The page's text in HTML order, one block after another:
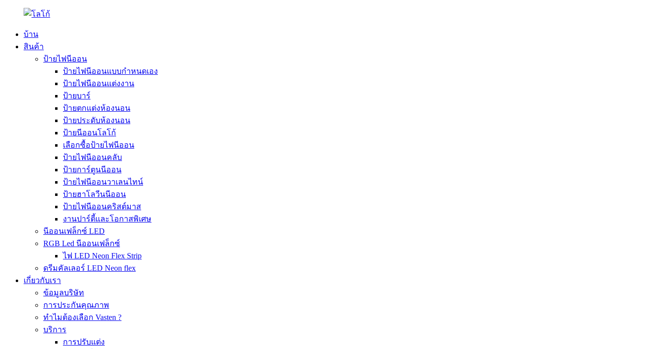
บ้าน
สินค้า
ป้ายไฟนีออน
ป้ายไฟนีออนแบบกำหนดเอง
ป้ายไฟนีออนแต่งงาน
ป้ายบาร์
ป้ายตกแต่งห้องนอน
ป้ายประดับห้องนอน
ป้ายนีออนโลโก้
เลือกซื้อป้ายไฟนีออน
ป้ายไฟนีออนคลับ
ป้ายการ์ตูนนีออน
ป้ายไฟนีออนวาเลนไทน์
ป้ายฮาโลวีนนีออน
ป้ายไฟนีออนคริสต์มาส
งานปาร์ตี้และโอกาสพิเศษ
นีออนเฟล็กซ์ LED
RGB Led นีออนเฟล็กซ์
ไฟ LED Neon Flex Strip
ดรีมคัลเลอร์ LED Neon flex
เกี่ยวกับเรา
ข้อมูลบริษัท
การประกันคุณภาพ
ทำไมต้องเลือก Vasten ?
บริการ
การปรับแต่ง